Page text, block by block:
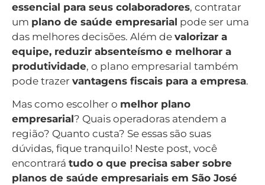
essencial para seus colaboradores, contratar
um plano de saúde empresarial pode ser uma
das melhores decisões. Além de valorizar a
equipe, reduzir absenteísmo e melhorar a
produtividade, o plano empresarial também
pode trazer vantagens fiscais para a empresa.
Mas como escolher o melhor plano
empresarial? Quais operadoras atendem a
região? Quanto custa? Se essas são suas
dúvidas, fique tranquilo! Neste post, você
encontrará tudo o que precisa saber sobre
planos de saúde empresariais em São José